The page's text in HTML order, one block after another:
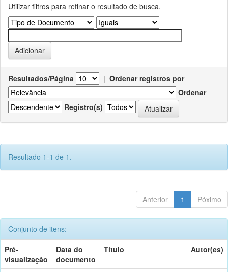
Utilizar filtros para refinar o resultado de busca.
Resultados/Página | Ordenar registros por
Ordenar
Registro(s)
Resultado 1-1 de 1.
Anterior 1 Póximo
Conjunto de itens:
Pré-
visualização
Data do
documento
Título Autor(es)